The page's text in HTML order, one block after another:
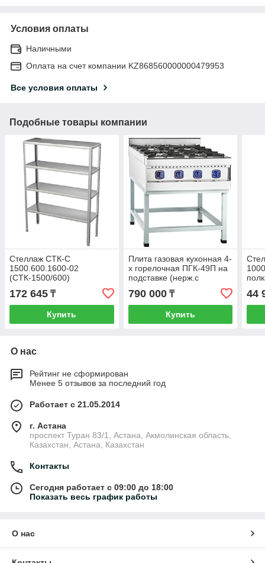
Условия оплаты
Наличными
Оплата на счет компании KZ868560000000479953
Все условия оплаты
Подобные товары компании
Стеллаж СТК-С
1500.600.1600-02
(СТК-1500/600)
172 645 ₸
Купить
Плита газовая кухонная 4-
х горелочная ПГК-49П на
подставке (нерж.с
790 000₸
Купить
44
О нас
Рейтинг не сформирован
Менее 5 отзывов за последний год
Работает с 21.05.2014
г. Астана
проспект Туран 83/1, Астана, Акмолинская область,
Казахстан, Астана, Казахстан
Контакты
Сегодня работает с 09:00 до 18:00
Показать весь график работы
О нас